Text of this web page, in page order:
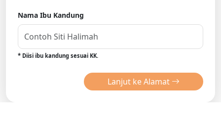
Nama Ibu Kandung
* Diisi ibu kandung sesuai KK.
Lanjut ke Alamat